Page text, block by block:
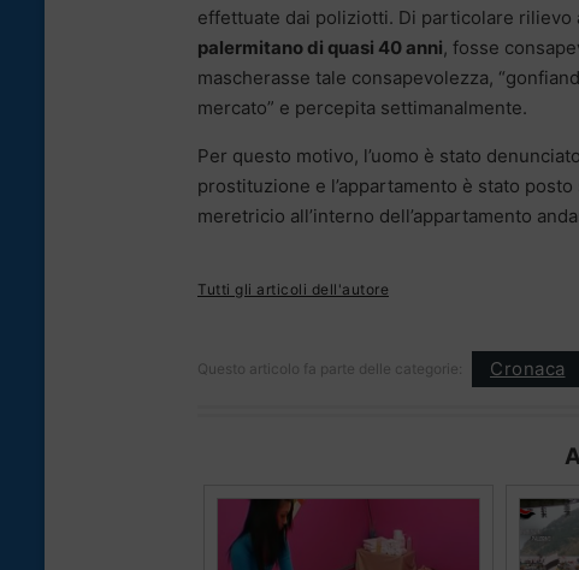
effettuate dai poliziotti. Di particolare rilievo
palermitano di quasi 40 anni, fosse
mascherasse tale consapevolezza,
mercato” e percepita settimanalmente.
Per questo motivo, l’uomo è stato
prostituzione e l’appartamento è stato
meretricio all’interno dell’appartamento
Tutti gli articoli dell'autore
Questo articolo fa parte delle categorie: Cronaca